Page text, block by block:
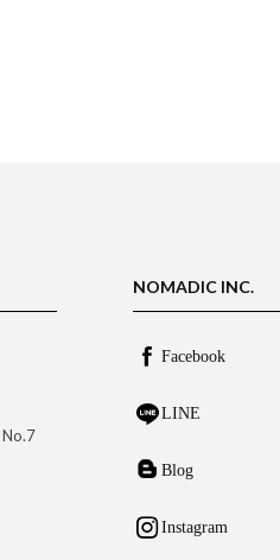
NOMADIC INC.
Facebook
LINE
Blog
Instagram